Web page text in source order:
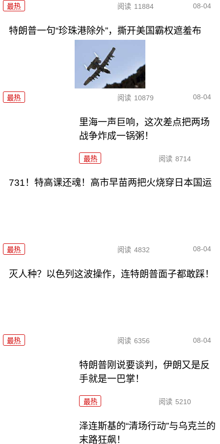
最热 阅读 11884 08-04
特朗普一句“珍珠港除外”，撕开美国霸权遮羞布
最热 阅读 10879 08-04
里海一声巨响，这次差点把两场
战争炸成一锅粥！
最热 阅读 8714
731！特高课还魂！高市早苗两把火烧穿日本国运
最热 阅读 4832 08-04
灭人种？以色列这波操作，连特朗普面子都敢踩！
最热 阅读 6356 08-04
特朗普刚说要谈判，伊朗又是反
手就是一巴掌！
最热 阅读 5210
泽连斯基的“清场行动”与乌克兰的
末路狂飙！